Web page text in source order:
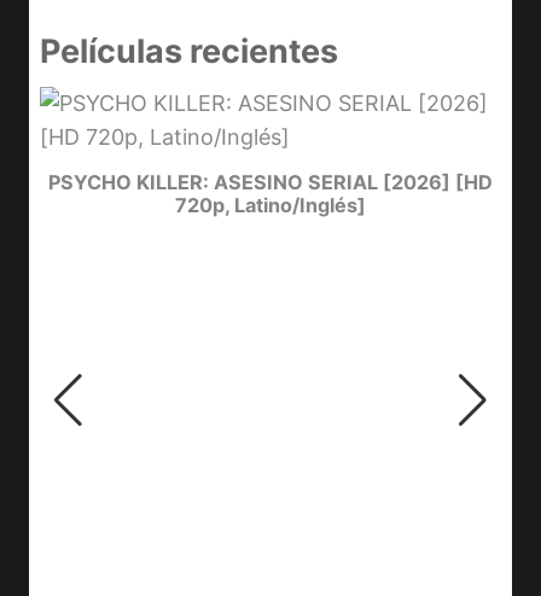
Películas recientes
PSYCHO KILLER: ASESINO SERIAL [2026] [HD
720p, Latino/Inglés]